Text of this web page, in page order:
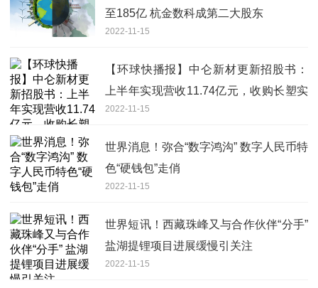
至185亿 杭金数科成第二大股东
2022-11-15
【环球快播报】中仑新材更新招股书：
上半年实现营收11.74亿元，收购长塑实
业未依法申报被罚
2022-11-15
世界消息！弥合“数字鸿沟” 数字人民币特
色“硬钱包”走俏
2022-11-15
世界短讯！西藏珠峰又与合作伙伴“分手”
盐湖提锂项目进展缓慢引关注
2022-11-15